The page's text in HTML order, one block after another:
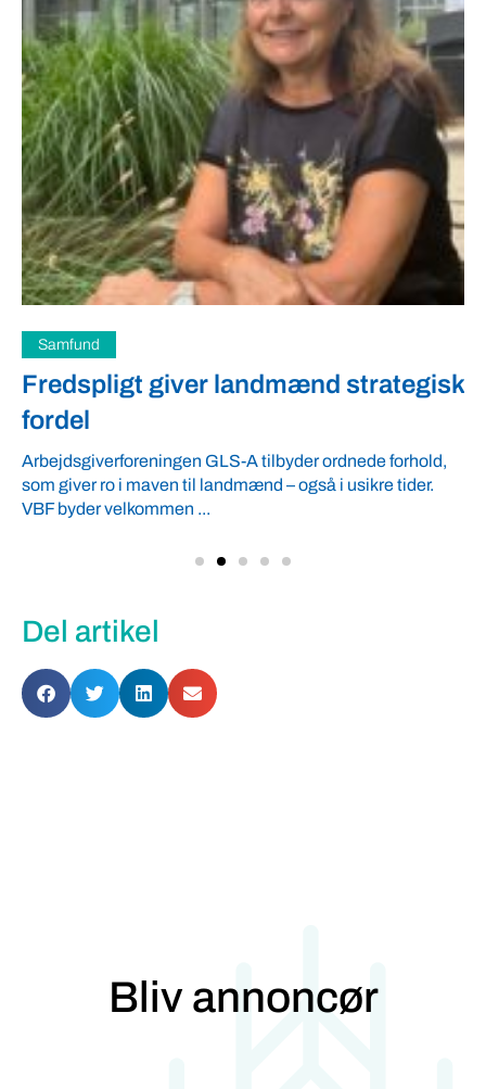
Samfund
Fredspligt giver landmænd strategisk
fordel
Arbejdsgiverforeningen GLS-A tilbyder ordnede forhold,
som giver ro i maven til landmænd – også i usikre tider.
VBF byder velkommen ...
Del artikel
Bliv annoncør